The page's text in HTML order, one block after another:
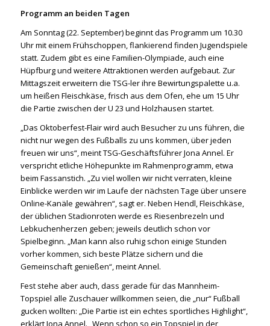
Programm an beiden Tagen
Am Sonntag (22. September) beginnt das Programm um 10.30
Uhr mit einem Frühschoppen, flankierend finden Jugendspiele
statt. Zudem gibt es eine Familien-Olympiade, auch eine
Hüpfburg und weitere Attraktionen werden aufgebaut. Zur
Mittagszeit erweitern die TSG-ler ihre Bewirtungspalette u.a.
um heißen Fleischkäse, frisch aus dem Ofen, ehe um 15 Uhr
die Partie zwischen der U 23 und Holzhausen startet.
„Das Oktoberfest-Flair wird auch Besucher zu uns führen, die
nicht nur wegen des Fußballs zu uns kommen, über jeden
freuen wir uns“, meint TSG-Geschäftsführer Jona Annel. Er
verspricht etliche Höhepunkte im Rahmenprogramm, etwa
beim Fassanstich. „Zu viel wollen wir nicht verraten, kleine
Einblicke werden wir im Laufe der nächsten Tage über unsere
Online-Kanäle gewähren“, sagt er. Neben Hendl, Fleischkäse,
der üblichen Stadionroten werde es Riesenbrezeln und
Lebkuchenherzen geben; jeweils deutlich schon vor
Spielbeginn. „Man kann also ruhig schon einige Stunden
vorher kommen, sich beste Plätze sichern und die
Gemeinschaft genießen“, meint Annel.
Fest stehe aber auch, dass gerade für das Mannheim-
Topspiel alle Zuschauer willkommen seien, die „nur“ Fußball
gucken wollten: „Die Partie ist ein echtes sportliches Highlight“,
erklärt Jona Annel. „Wenn schon so ein Topspiel in der